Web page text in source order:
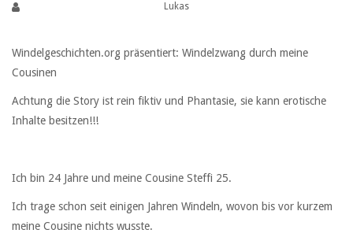
Lukas
Windelgeschichten.org präsentiert: Windelzwang durch meine
Cousinen
Achtung die Story ist rein fiktiv und Phantasie, sie kann erotische
Inhalte besitzen!!!
Ich bin 24 Jahre und meine Cousine Steffi 25.
Ich trage schon seit einigen Jahren Windeln, wovon bis vor kurzem
meine Cousine nichts wusste.